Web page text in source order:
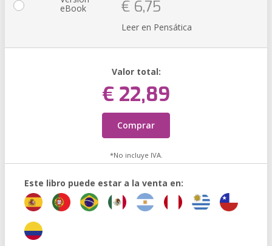
eBook € 6,75
Leer en Pensática
Valor total:
€ 22,89
Comprar
*No incluye IVA.
Este libro puede estar a la venta en: